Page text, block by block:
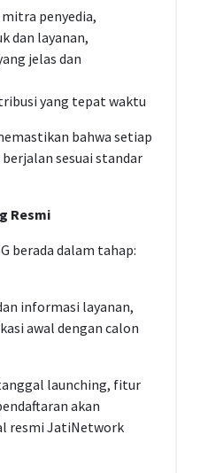
penyedia,
dan layanan,
jelas dan
yang tepat waktu
bahwa setiap
sesuai standar
Resmi
berada dalam tahap:
informasi layanan,
awal dengan calon
launching, fitur
akan
resmi JatiNetwork